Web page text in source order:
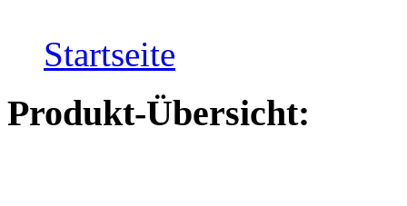
Startseite
Produkt-Übersicht: